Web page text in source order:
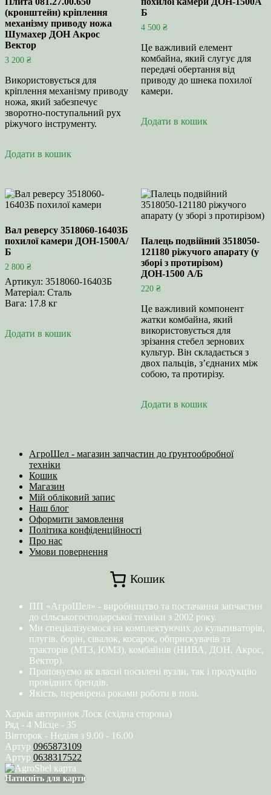
(кронштейн) кріплення
механізму приводу ножа
Шумахер ДОН Акрос
Вектор
3 200 ₴
Використовується для
кріплення механізму приводу
ножа, який забезпечує
зворотно-поступальний рух
ріжучого інструменту.
Додати в кошик
Б
4 500 ₴
Це важливий елемент
комбайна, який слугує для
передачі обертання від
приводу до шнека похилої
камери.
Додати в кошик
Вал реверсу 3518060-16403Б
похилої камери ДОН-1500А/
Б
2 800 ₴
Артикул: 3518060-16403Б
Матеріал: Сталь
Вага: 17.8 кг
Додати в кошик
Палець подвійний 3518050-
121180 ріжучого апарату (у
зборі з протирізом)
ДОН-1500 А/Б
220 ₴
Це важливий компонент
жатки комбайна, який
використовується для
зрізання стебел зернових
культур. Він складається з
двох пальців, з’єднаних між
собою, та протирізу.
Додати в кошик
АгроШел - магазин запчастин до ґрунтообробної
техніки
Кошик
Магазин
Мій обліковий запис
Наш блог
Оформити замовлення
Політика конфіденційності
Про нас
Умови повернення
Кошик
ПП «АгроШел» - виробництво та постачання запчастин
до сільськогосподарської техніки з 2002 року.
Ми спеціалізуємося на комплектуючих до культиваторів,
плугів, борін, сівалок, косарок, обприскувачів та
тракторів (МТЗ, ЮМЗ), комбайнів (НИВА, ДОН, Акрос,
Вектор).
Пропонуємо як власні посилені вузли, так і продукцію
провідних брендів.
Якість, перевірена роками роботи в полі.
Харків авторинок Лоск (східна сторона)
Ряд - 4 Місце - 35
Вівторок - Неділя з 9.00 - 16.00
Артур 0965873109
Артур 0638317522
Натисніть для карти